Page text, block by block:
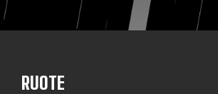
RUOTE